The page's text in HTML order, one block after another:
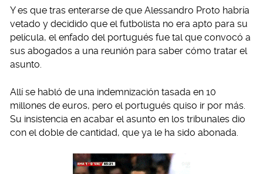
Y es que tras enterarse de que Alessandro Proto habría
vetado y decidido que el futbolista no era apto para su
película, el enfado del portugués fue tal que convocó a
sus abogados a una reunión para saber cómo tratar el
asunto.
Allí se habló de una indemnización tasada en 10
millones de euros, pero el portugués quiso ir por más.
Su insistencia en acabar el asunto en los tribunales dio
con el doble de cantidad, que ya le ha sido abonada.